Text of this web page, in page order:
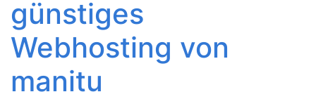
günstiges
Webhosting von
manitu